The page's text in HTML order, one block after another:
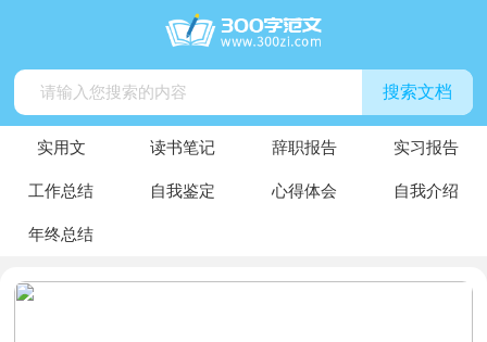
搜索文档
实用文 读书笔记 辞职报告 实习报告
工作总结 自我鉴定 心得体会 自我介绍
年终总结